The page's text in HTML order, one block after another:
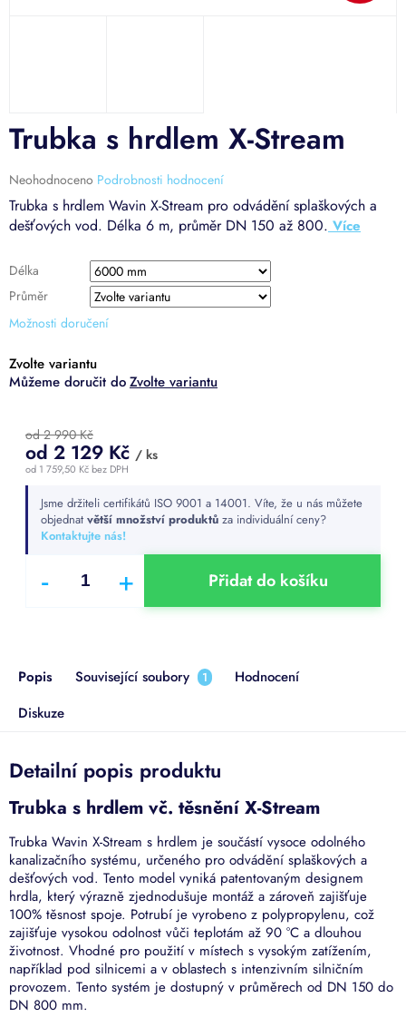
Délka
Průměr
Možnosti doručení
Trubka s hrdlem Wavin X-Stream pro odvádění splaškových a
dešťových vod. Délka 6 m, průměr DN 150 až 800.
Trubka s hrdlem X-Stream
Průměrné
hodnocení
produktu
je
z
hvězdiček.
Neohodnoceno Podrobnosti hodnocení
Zvolte variantu
Zvolte variantu
od 2 990 Kč
od 2 129 Kč / ks
od 1 759,50 Kčbez DPH
cena:Jsme držiteli certifikátů ISO 9001 a 14001. Víte, že u nás můžete
objednat větší množství produktů za individuální ceny?
Kontaktujte nás!
Přidat do košíku
Popis Související soubory 1
Hodnocení
Diskuze
Detailní popis produktu
Trubka s hrdlem vč. těsnění X-Stream
Trubka Wavin X-Stream s hrdlem je součástí vysoce odolného
kanalizačního systému, určeného pro odvádění splaškových a
dešťových vod. Tento model vyniká patentovaným designem
hrdla, který výrazně zjednodušuje montáž a zároveň zajišťuje
100% těsnost spoje. Potrubí je vyrobeno z polypropylenu, což
zajišťuje vysokou odolnost vůči teplotám až 90 °C a dlouhou
životnost. Vhodné pro použití v místech s vysokým zatížením,
například pod silnicemi a v oblastech s intenzivním silničním
provozem. Tento systém je dostupný v průměrech od DN 150 do
DN 800 mm.